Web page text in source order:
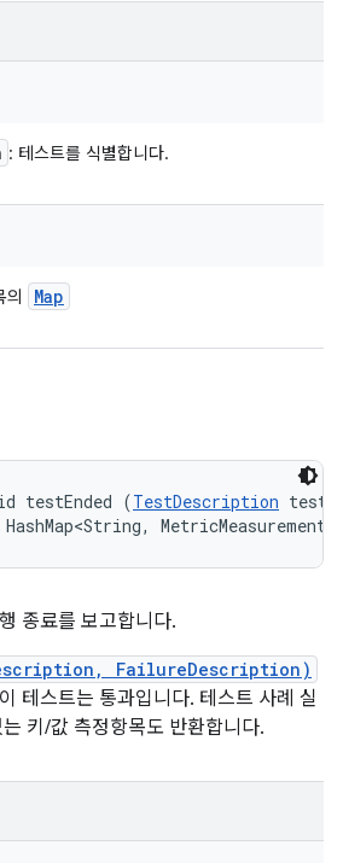
: 테스트를 식별합니다.
의 Map
testEnded (TestDescription
종료를 보고합니다.
FailureDescription)
테스트는 통과입니다. 테스트 사례 실
키/값 측정항목도 반환합니다.